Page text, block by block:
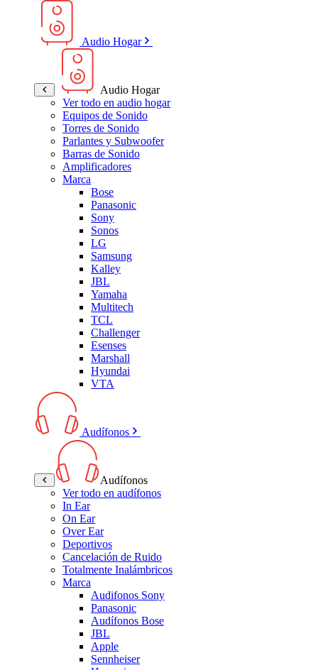
Audio Hogar
Audio Hogar
Ver todo en audio hogar
Equipos de Sonido
Torres de Sonido
Parlantes y Subwoofer
Barras de Sonido
Amplificadores
Marca
Bose
Panasonic
Sony
Sonos
LG
Samsung
Kalley
JBL
Yamaha
Multitech
TCL
Challenger
Esenses
Marshall
Hyundai
VTA
Audífonos
Audífonos
Ver todo en audífonos
In Ear
On Ear
Over Ear
Deportivos
Cancelación de Ruido
Totalmente Inalámbricos
Marca
Audifonos Sony
Panasonic
Audífonos Bose
JBL
Apple
Sennheiser